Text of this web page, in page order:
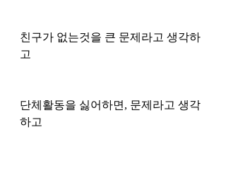
친구가 없는것을 큰 문제라고 생각하
고
단체활동을 싫어하면, 문제라고 생각
하고